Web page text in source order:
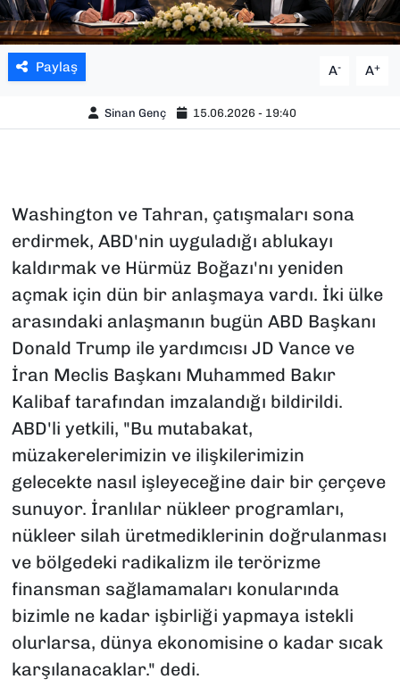
Paylaş A- A+
Sinan Genç 15.06.2026 - 19:40
⁠Washington ve Tahran, çatışmaları sona
erdirmek, ABD'nin ‌uyguladığı ablukayı
kaldırmak ve Hürmüz ⁠Boğazı'nı yeniden
açmak için dün bir anlaşmaya vardı. İki ülke
arasındaki anlaşmanın bugün ABD Başkanı
Donald Trump ile yardımcısı JD Vance ve
İran Meclis Başkanı Muhammed Bakır
Kalibaf tarafından imzalandığı bildirildi.
ABD'li yetkili, "Bu mutabakat,
müzakerelerimizin ve ilişkilerimizin
gelecekte nasıl işleyeceğine dair bir çerçeve
sunuyor. İranlılar nükleer programları,
nükleer silah üretmediklerinin doğrulanması
ve bölgedeki radikalizm ile terörizme
finansman sağlamamaları konularında
bizimle ne kadar işbirliği yapmaya istekli
olurlarsa, dünya ekonomisine o kadar sıcak
karşılanacaklar." dedi.
YEREL YÖNETİMLER